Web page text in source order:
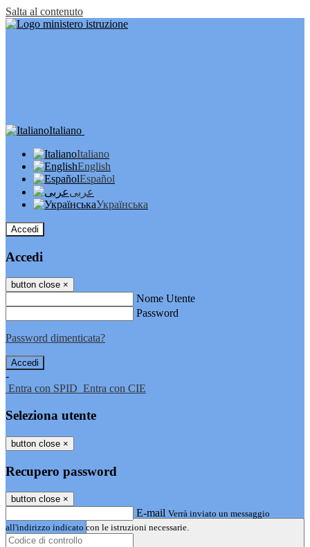
Salta al contenuto
Italiano
Italiano
English
Español
عربى
Українська
Accedi
Accedi
button close ×
Nome Utente
Password
Password dimenticata?
-
Entra con SPID Entra con CIE
Seleziona utente
button close ×
Recupero password
button close ×
E-mail Verrà inviato un messaggio
all'indirizzo indicato con le istruzioni necessarie.